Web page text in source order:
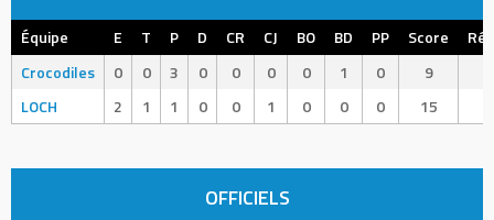
Équipe E T P D CR CJ BO BD PP Score
Crocodiles
0 0 3 0 0 0 0 1 0 9
LOCH
2 1 1 0 0 1 0 0 0 15
OFFICIELS